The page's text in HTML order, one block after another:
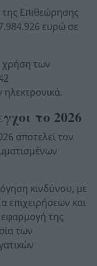
Επιθεώρησης
ευρώ σε
χρήση των
το 2026
αποτελεί τον
κινδύνου, με
επιχειρήσεων και
της
των